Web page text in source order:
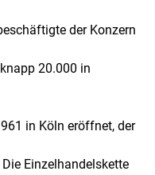
der Konzern
20.000 in
in Köln eröffnet, der
Einzelhandelskette